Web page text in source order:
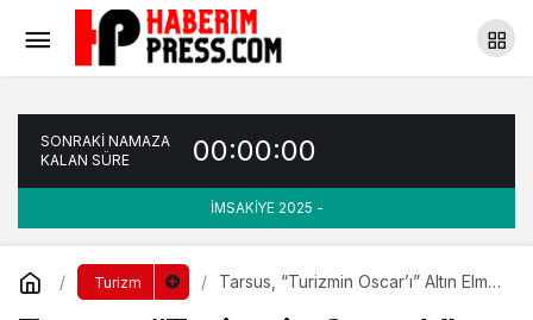
SONRAKİ NAMAZA
KALAN SÜRE
00:00:00
İMSAKİYE 2025 -
Turizm
Tarsus, “Turizmin Oscar’ı” Altın Elma
Tarsus, “Turizmin Oscar’ı” Altın Elma